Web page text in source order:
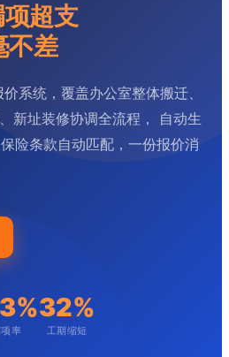
超支
不差
系统，覆盖办公室整体搬迁、
新址装修协调全流程， 自动生
险条款自动匹配，一份报价消
率
32%
工期缩短